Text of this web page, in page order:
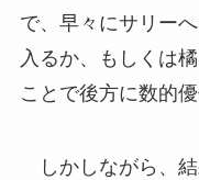
で、早々にサリー
入るか、もしくは
ことで後方に数的優
しかしながら、